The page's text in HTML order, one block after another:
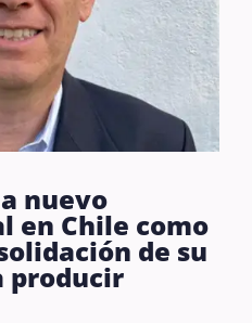
nuevo
en Chile como
de su
producir